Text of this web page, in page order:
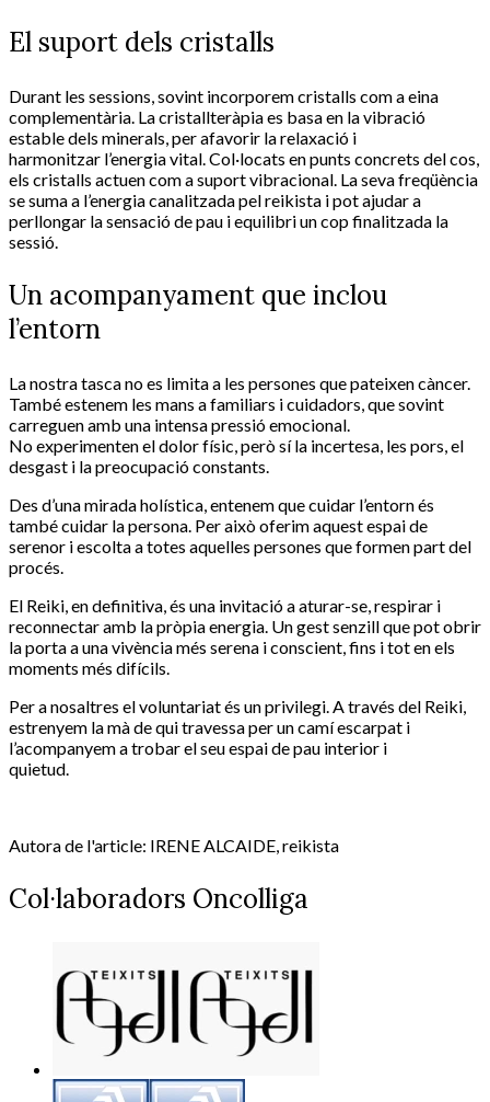
El suport dels cristalls
Durant les sessions, sovint incorporem cristalls com a eina
complementària. La cristallteràpia es basa en la vibració
estable dels minerals, per afavorir la relaxació i
harmonitzar l’energia vital. Col·locats en punts concrets del cos,
els cristalls actuen com a suport vibracional. La seva freqüència
se suma a l’energia canalitzada pel reikista i pot ajudar a
perllongar la sensació de pau i equilibri un cop finalitzada la
sessió.
Un acompanyament que inclou
l’entorn
La nostra tasca no es limita a les persones que pateixen càncer.
També estenem les mans a familiars i cuidadors, que sovint
carreguen amb una intensa pressió emocional.
No experimenten el dolor físic, però sí la incertesa, les pors, el
desgast i la preocupació constants.
Des d’una mirada holística, entenem que cuidar l’entorn és
també cuidar la persona. Per això oferim aquest espai de
serenor i escolta a totes aquelles persones que formen part del
procés.
El Reiki, en definitiva, és una invitació a aturar-se, respirar i
reconnectar amb la pròpia energia. Un gest senzill que pot obrir
la porta a una vivència més serena i conscient, fins i tot en els
moments més difícils.
Per a nosaltres el voluntariat és un privilegi. A través del Reiki,
estrenyem la mà de qui travessa per un camí escarpat i
l’acompanyem a trobar el seu espai de pau interior i
quietud.
Autora de l'article: IRENE ALCAIDE, reikista
Col·laboradors Oncolliga